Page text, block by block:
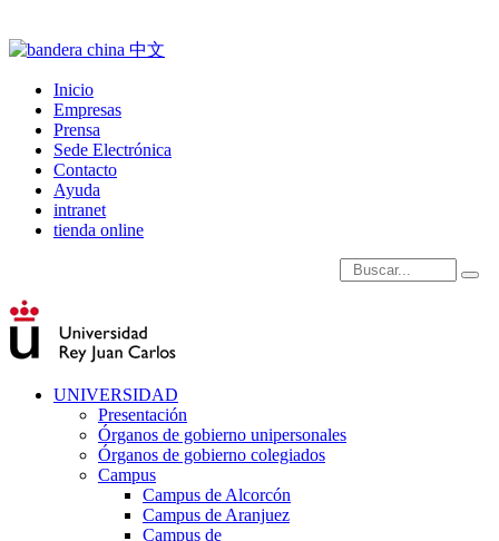
Inicio
Empresas
Prensa
Sede Electrónica
Contacto
Ayuda
intranet
tienda online
Introduce términos de
UNIVERSIDAD
Presentación
Órganos de gobierno unipersonales
Órganos de gobierno colegiados
Campus
Campus de Alcorcón
Campus de Aranjuez
Campus de